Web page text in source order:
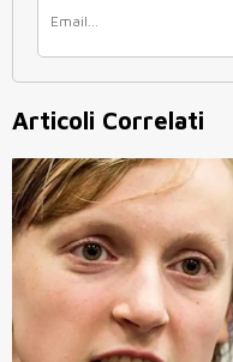
Articoli Correlati